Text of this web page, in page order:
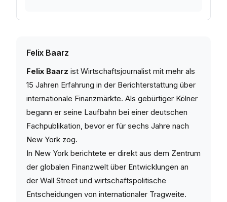
Felix Baarz
Felix Baarz ist Wirtschaftsjournalist mit mehr als
15 Jahren Erfahrung in der Berichterstattung über
internationale Finanzmärkte. Als gebürtiger Kölner
begann er seine Laufbahn bei einer deutschen
Fachpublikation, bevor er für sechs Jahre nach
New York zog.
In New York berichtete er direkt aus dem Zentrum
der globalen Finanzwelt über Entwicklungen an
der Wall Street und wirtschaftspolitische
Entscheidungen von internationaler Tragweite.